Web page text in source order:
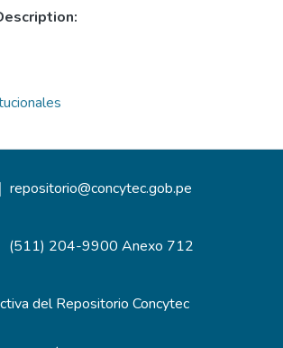
repositorio@concytec.gob.pe
(511) 204-9900 Anexo 712
del Repositorio Concytec